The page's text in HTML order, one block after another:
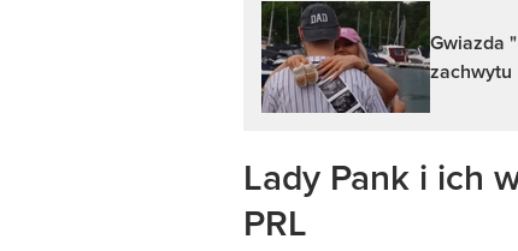
Gwiazda
zachwytu
Lady Pank i ich
PRL